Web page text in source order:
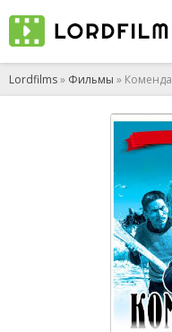
Lordfilms» Фильмы »